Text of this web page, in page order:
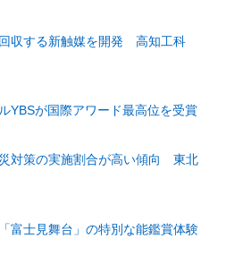
収する新触媒を開発 高知工科
YBSが国際アワード最高位を受賞
対策の実施割合が高い傾向 東北
富士見舞台」の特別な能鑑賞体験